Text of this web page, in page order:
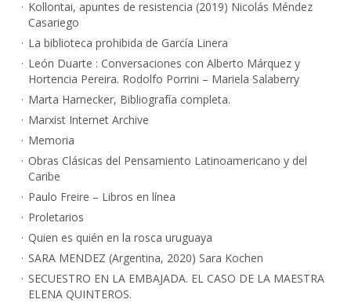
Kollontai, apuntes de resistencia (2019) Nicolás Méndez
Casariego
La biblioteca prohibida de García Linera
León Duarte : Conversaciones con Alberto Márquez y
Hortencia Pereira. Rodolfo Porrini – Mariela Salaberry
Marta Harnecker, Bibliografía completa.
Marxist Internet Archive
Memoria
Obras Clásicas del Pensamiento Latinoamericano y del
Caribe
Paulo Freire – Libros en línea
Proletarios
Quien es quién en la rosca uruguaya
SARA MENDEZ (Argentina, 2020) Sara Kochen
SECUESTRO EN LA EMBAJADA. EL CASO DE LA MAESTRA
ELENA QUINTEROS.